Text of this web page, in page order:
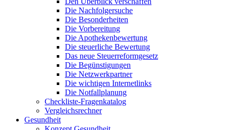
Die Nachfolgersuche
Die Besonderheiten
Die Vorbereitung
Die Apothekenbewertung
Die steuerliche Bewertung
Das neue Steuerreformgesetz
Die Begünstigungen
Die Netzwerkpartner
Die wichtigen Internetlinks
Die Notfallplanung
Checkliste-Fragenkatalog
Vergleichsrechner
Gesundheit